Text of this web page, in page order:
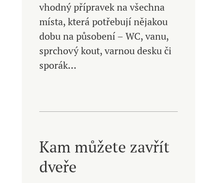
vhodný přípravek na všechna
místa, která potřebují nějakou
dobu na působení – WC, vanu,
sprchový kout, varnou desku či
sporák…
Kam můžete zavřít
dveře